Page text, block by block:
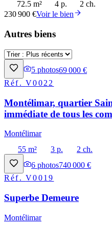
72.5 m² 4 p.
2 ch.
230 900 €Voir le bien
Autres biens
5 photos69 000 €
Réf.V0022
Montélimar, quartier
immédiate de tous les
Montélimar
55 m²
3 p.
2 ch.
6 photos740 000 €
Réf.V0019
Superbe Demeure
Montélimar